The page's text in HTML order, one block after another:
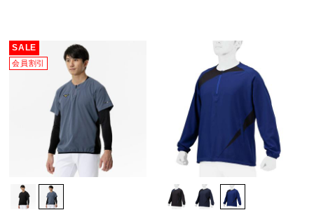
直営店一覧
取扱店一覧
SALE
会員割引